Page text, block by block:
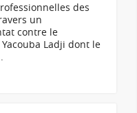
des
un
contre le
Ladji dont le